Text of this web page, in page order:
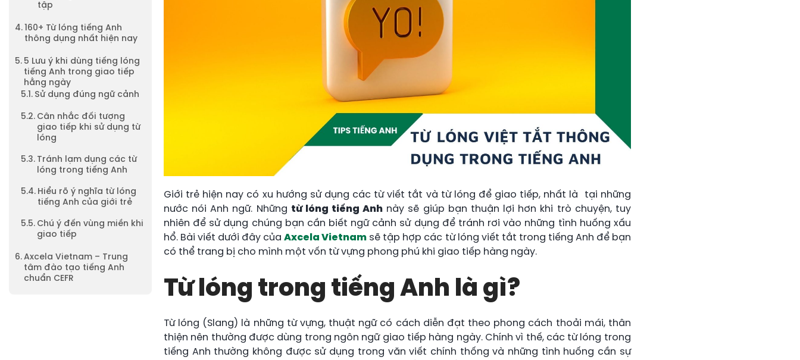
tập
160+ Từ lóng tiếng Anh
thông dụng nhất hiện nay
5 Lưu ý khi dùng tiếng lóng
tiếng Anh trong giao tiếp
hằng ngày
Sử dụng đúng ngữ cảnh
Cân nhắc đối tượng
giao tiếp khi sử dụng từ
lóng
Tránh lạm dụng các từ
lóng trong tiếng Anh
Hiểu rõ ý nghĩa từ lóng
tiếng Anh của giới trẻ
Chú ý đến vùng miền khi
giao tiếp
Axcela Vietnam – Trung
tâm đào tạo tiếng Anh
chuẩn CEFR
Giới trẻ hiện nay có xu hướng sử dụng các từ viết tắt và từ lóng để giao tiếp, nhất là tại những
nước nói Anh ngữ. Những từ lóng tiếng Anh này sẽ giúp bạn thuận lợi hơn khi trò chuyện, tuy
nhiên để sử dụng chúng bạn cần biết ngữ cảnh sử dụng để tránh rơi vào những tình huống xấu
hổ. Bài viết dưới đây củaAxcela Vietnam sẽ tập hợp các từ lóng viết tắt trong tiếng Anh để bạn
có thể trang bị cho mình một vốn từ vựng phong phú khi giao tiếp hàng ngày.
Từ lóng trong tiếng Anh là gì?
Từ lóng (Slang) là những từ vựng, thuật ngữ có cách diễn đạt theo phong cách thoải mái, thân
thiện nên thường được dùng trong ngôn ngữ giao tiếp hàng ngày. Chính vì thế, các từ lóng trong
tiếng Anh thường không được sử dụng trong văn viết chính thống và những tình huống cần sự